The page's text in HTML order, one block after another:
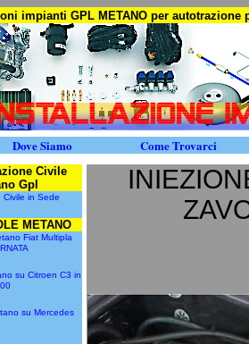
impianti GPL METANO per autotrazione
Dove Siamo Come Trovarci
Civile
Gpl
Civile in Sede
METANO
Fiat Multipla
su Citroen C3 in
su Mercedes